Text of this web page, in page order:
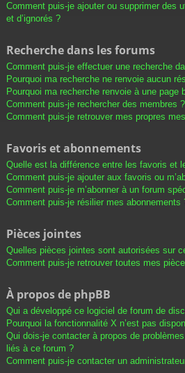
Comment puis-je ajouter ou supprimer des
et d’ignorés ?
Recherche dans les forums
Comment puis-je effectuer une recherche
Pourquoi ma recherche ne renvoie aucun
Pourquoi ma recherche renvoie à une page
Comment puis-je rechercher des membres ?
Comment puis-je retrouver mes propres
Favoris et abonnements
Quelle est la différence entre les favoris et
Comment puis-je ajouter aux favoris ou
Comment puis-je m’abonner à un forum
Comment puis-je résilier mes abonnements
Pièces jointes
Quelles pièces jointes sont autorisées sur
Comment puis-je retrouver toutes mes
À propos de phpBB
Qui a développé ce logiciel de forum de
Pourquoi la fonctionnalité X n’est pas
Qui dois-je contacter à propos de problèmes
liés à ce forum ?
Comment puis-je contacter un